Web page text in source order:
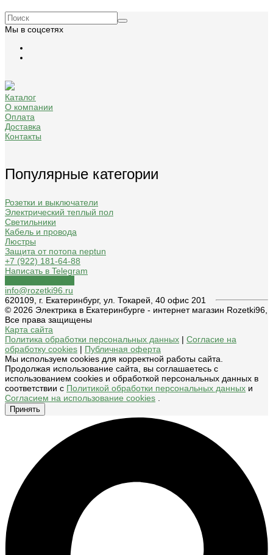
Мы в соцсетях
Каталог
О компании
Оплата
Доставка
Контакты
Популярные категории
Розетки и выключатели
Электрический теплый пол
Светильники
Кабель и провода
Люстры
Защита от потопа neptun
+7 (922) 181-64-88
Написать в Telegram
info@rozetki96.ru
620109, г. Екатеринбург, ул. Токарей, 40 офис 201
© 2026 Электрика в Екатеринбурге - интернет магазин Rozetki96,
Все права защищены
Карта сайта
Политика обработки персональных данных | Согласие на
обработку cookies | Публичная оферта
Мы используем cookies для корректной работы сайта.
Продолжая использование сайта, вы соглашаетесь с
использованием cookies и обработкой персональных данных в
соответствии с Политикой обработки персональных данных и
Согласием на использование cookies
Принять